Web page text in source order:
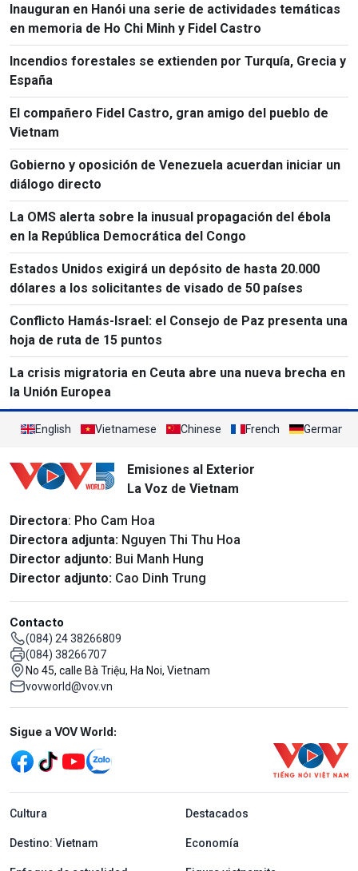
Inauguran en Hanói una serie de actividades temáticas
en memoria de Ho Chi Minh y Fidel Castro
Incendios forestales se extienden por Turquía, Grecia y
España
El compañero Fidel Castro, gran amigo del pueblo de
Vietnam
Gobierno y oposición de Venezuela acuerdan iniciar un
diálogo directo
La OMS alerta sobre la inusual propagación del ébola
en la República Democrática del Congo
Estados Unidos exigirá un depósito de hasta 20.000
dólares a los solicitantes de visado de 50 países
Conflicto Hamás-Israel: el Consejo de Paz presenta una
hoja de ruta de 15 puntos
La crisis migratoria en Ceuta abre una nueva brecha en
la Unión Europea
English Vietnamese Chinese French German
Emisiones al Exterior
La Voz de Vietnam
Directora: Pho Cam Hoa
Directora adjunta: Nguyen Thi Thu Hoa
Director adjunto: Bui Manh Hung
Director adjunto: Cao Dinh Trung
Contacto
(084) 24 38266809
(084) 38266707
No 45, calle Bà Triệu, Ha Noi, Vietnam
vovworld@vov.vn
Mạng xã hội
Sigue a VOV World:
menu footer tiếng Tây ban nha
Cultura Destacados
Destino: Vietnam Economía